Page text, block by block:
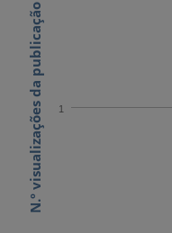
N.º visualizações da publicação 1